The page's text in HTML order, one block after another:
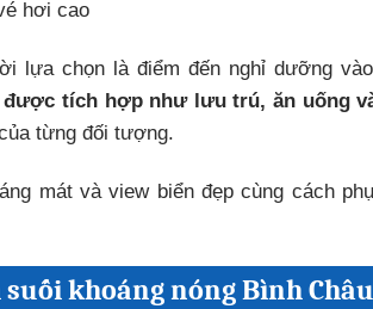
hơi cao
lựa chọn là điểm đến nghỉ dưỡng
được tích hợp như lưu trú, ăn uống
từng đối tượng.
mát và view biển đẹp cùng cách
khoáng nóng Bình Châu